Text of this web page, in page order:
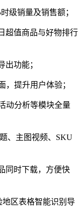
级销量及销售额；
超值商品与好物排行
出功能；
，提升用户体验；
动分析等模块全量
、主图视频、SKU
同时下载，方便快
区表格智能识别导